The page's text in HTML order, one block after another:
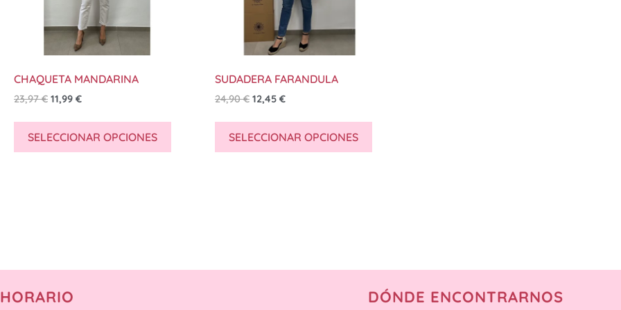
CHAQUETA MANDARINA
23,97€ 11,99 €
SELECCIONAR OPCIONES
SUDADERA FARANDULA
24,90€ 12,45 €
SELECCIONAR OPCIONES
HORARIO DÓNDE ENCONTRARNOS